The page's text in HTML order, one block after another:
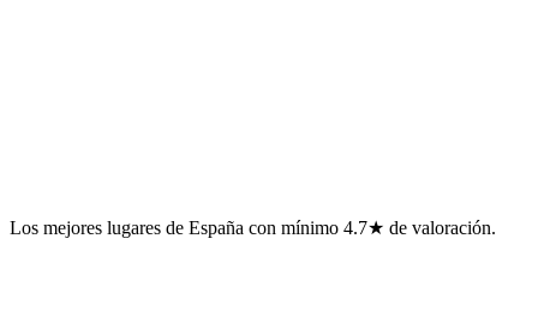
Los mejores lugares de España con mínimo 4.7★ de valoración.